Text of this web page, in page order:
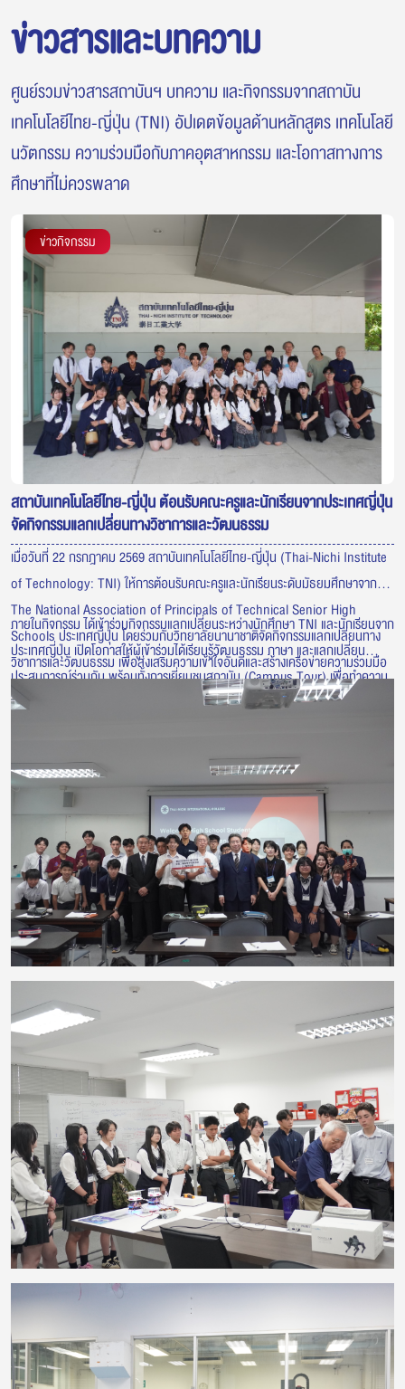
ข่าวสารและบทความ
ศูนย์รวมข่าวสารสถาบันฯ บทความ และกิจกรรมจากสถาบัน
เทคโนโลยีไทย-ญี่ปุ่น (TNI) อัปเดตข้อมูลด้านหลักสูตร เทคโนโลยี
นวัตกรรม ความร่วมมือกับภาคอุตสาหกรรม และโอกาสทางการ
ศึกษาที่ไม่ควรพลาด
ข่าวกิจกรรม
สถาบันเทคโนโลยีไทย-ญี่ปุ่น ต้อนรับคณะครูและนักเรียนจากประเทศญี่ปุ่น
จัดกิจกรรมแลกเปลี่ยนทางวิชาการและวัฒนธรรม
เมื่อวันที่ 22 กรกฎาคม 2569 สถาบันเทคโนโลยีไทย-ญี่ปุ่น (Thai-Nichi Institute
of Technology: TNI) ให้การต้อนรับคณะครูและนักเรียนระดับมัธยมศึกษาจาก
The National Association of Principals of Technical Senior High
Schools ประเทศญี่ปุ่น โดยร่วมกับวิทยาลัยนานาชาติจัดกิจกรรมแลกเปลี่ยนทาง
วิชาการและวัฒนธรรม เพื่อส่งเสริมความเข้าใจอันดีและสร้างเครือข่ายความร่วมมือ
ระหว่างเยาวชนไทยและญี่ปุ่น
ภายในกิจกรรม ได้เข้าร่วมกิจกรรมแลกเปลี่ยนระหว่างนักศึกษา TNI และนักเรียนจาก
ประเทศญี่ปุ่น เปิดโอกาสให้ผู้เข้าร่วมได้เรียนรู้วัฒนธรรม ภาษา และแลกเปลี่ยน
ประสบการณ์ร่วมกัน พร้อมทั้งการเยี่ยมชมสถาบัน (Campus Tour) เพื่อทำความ
รู้จักกับบรรยากาศการเรียนการสอน สิ่งอำนวยความสะดวก และศักยภาพด้านการ
รู้ และพัฒนาความร่วมมือด้านการศึกษากับสถาบันและองค์กรจากประเทศญี่ปุ่น
อย่างต่อเนื่อง